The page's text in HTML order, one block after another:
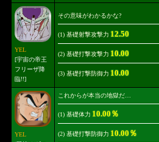
YEL
[宇宙の帝王
フリーザ降
臨!!]
その意味がわかるかな?
(1) 基礎射撃攻撃力 12.50
(2) 基礎打撃攻撃力 10.00
(3) 基礎打撃防御力 10.00
YEL
これからが本当の地獄だ…
(1) 基礎体力 10.00％
(2) 基礎打撃防御力 10.00％